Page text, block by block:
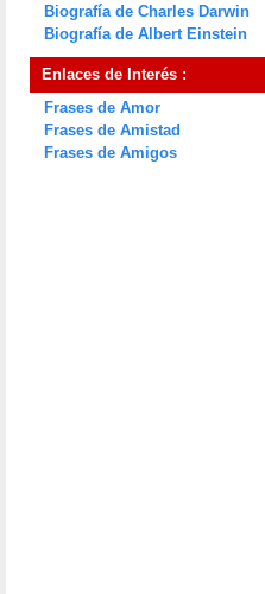
Biografía de Charles Darwin
Biografía de Albert Einstein
Enlaces de Interés :
Frases de Amor
Frases de Amistad
Frases de Amigos